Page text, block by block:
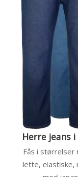
Herre jeans
Fås i størrelser
lette, elastiske,